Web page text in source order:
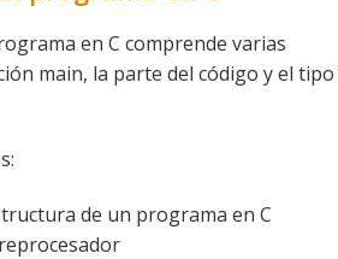
en C comprende varias
main, la parte del código y el tipo
de un programa en C